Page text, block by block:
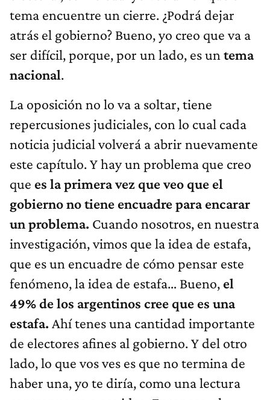
tema encuentre un cierre. ¿Podrá dejar
atrás el gobierno? Bueno, yo creo que va a
ser difícil, porque, por un lado, es un tema
nacional.
La oposición no lo va a soltar, tiene
repercusiones judiciales, con lo cual cada
noticia judicial volverá a abrir nuevamente
este capítulo. Y hay un problema que creo
que es la primera vez que veo que el
gobierno no tiene encuadre para encarar
un problema. Cuando nosotros, en nuestra
investigación, vimos que la idea de estafa,
que es un encuadre de cómo pensar este
fenómeno, la idea de estafa… Bueno, el
49% de los argentinos cree que es una
estafa. Ahí tenes una cantidad importante
de electores afines al gobierno. Y del otro
lado, lo que vos ves es que no termina de
haber una, yo te diría, como una lectura